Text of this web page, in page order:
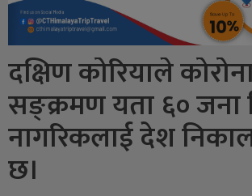
दक्षिण कोरियाले
सङ्क्रमण यता ६० जना
नागरिकलाई देश
छ।